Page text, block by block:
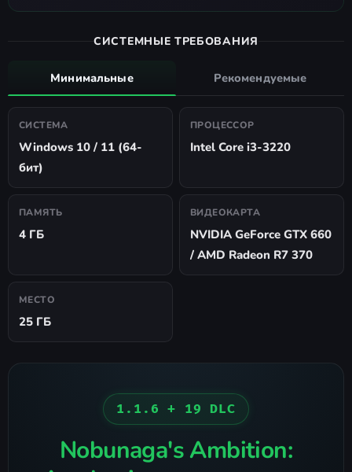
СИСТЕМНЫЕ ТРЕБОВАНИЯ
Минимальные Рекомендуемые
СИСТЕМА
Windows 10 / 11 (64-
бит)
ПРОЦЕССОР
Intel Core i3-3220
ПАМЯТЬ
4 ГБ
ВИДЕОКАРТА
NVIDIA GeForce GTX 660
/ AMD Radeon R7 370
МЕСТО
25 ГБ
1.1.6 + 19 DLC
Nobunaga's Ambition: